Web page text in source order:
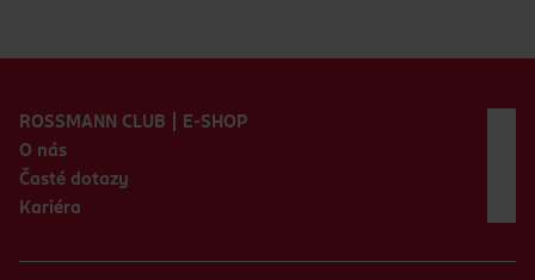
ROSSMANN CLUB | E-SHOP
O nás
Časté dotazy
Kariéra